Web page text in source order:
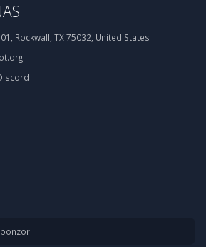
Rockwall, TX 75032, United States